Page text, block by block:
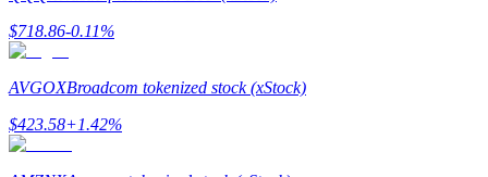
Узнайте, как оставаться прибыльным
$718.86-0.11%
AVGOXBroadcom tokenized stock (xStock)
$423.58+1.42%